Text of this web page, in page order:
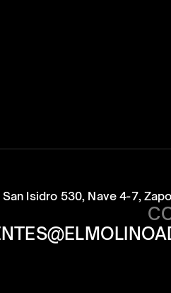
San Isidro 530, Nave 4-7,